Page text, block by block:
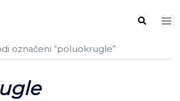
Search
označeni “poluokrugle”